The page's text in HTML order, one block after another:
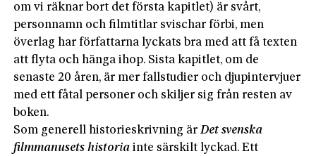
om vi räknar bort det första kapitlet) är svårt,
personnamn och filmtitlar svischar förbi, men
överlag har författarna lyckats bra med att få texten
att flyta och hänga ihop. Sista kapitlet, om de
senaste 20 åren, är mer fallstudier och djupintervjuer
med ett fåtal personer och skiljer sig från resten av
boken.
Som generell historieskrivning ärDet svenska
filmmanusets historia inte särskilt lyckad. Ett